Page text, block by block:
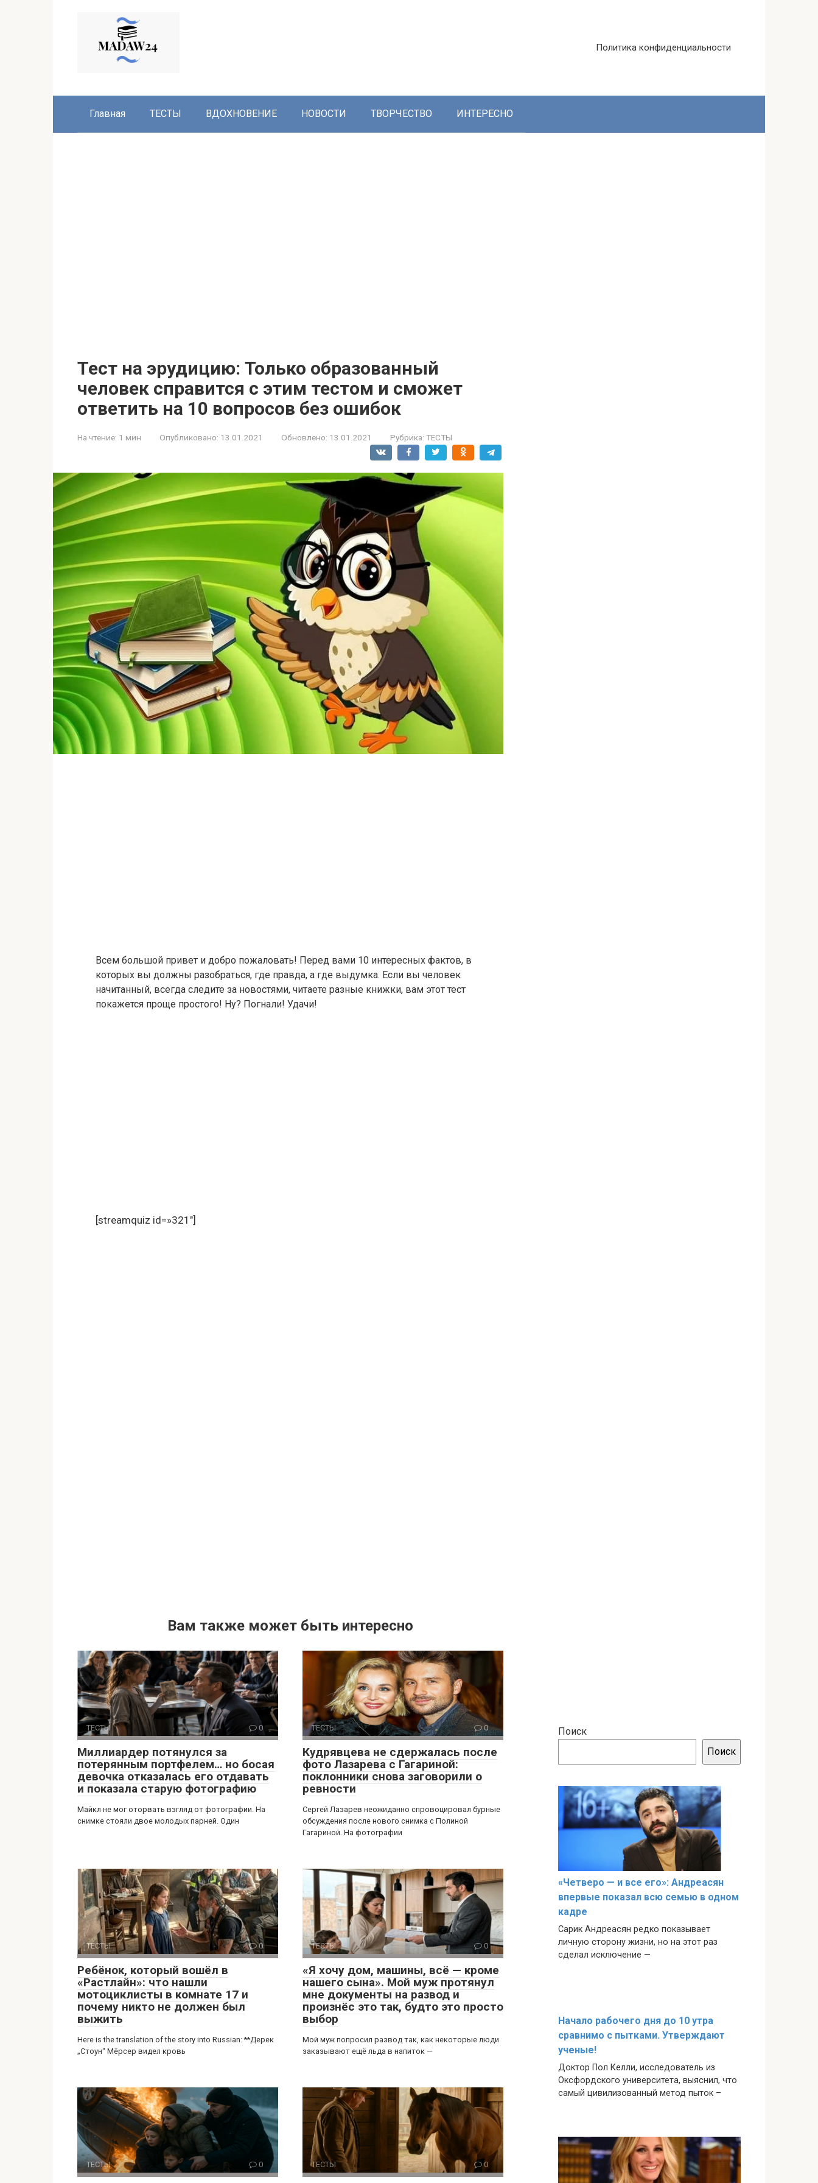
Политика конфиденциальности
Главная ТЕСТЫ ВДОХНОВЕНИЕ НОВОСТИ ТВОРЧЕСТВО ИНТЕРЕСНО
Тест на эрудицию: Только образованный
человек справится с этим тестом и сможет
ответить на 10 вопросов без ошибок
На чтение: 1 мин Опубликовано: 13.01.2021 Обновлено: 13.01.2021 Рубрика: ТЕСТЫ
Всем большой привет и добро пожаловать! Перед вами 10 интересных фактов, в
которых вы должны разобраться, где правда, а где выдумка. Если вы человек
начитанный, всегда следите за новостями, читаете разные книжки, вам этот тест
покажется проще простого! Ну? Погнали! Удачи!
[streamquiz id=»321″]
Вам также может быть интересно
ТЕСТЫ 0
Миллиардер потянулся за
потерянным портфелем… но босая
девочка отказалась его отдавать
и показала старую фотографию
Майкл не мог оторвать взгляд от фотографии. На
снимке стояли двое молодых парней. Один
ТЕСТЫ 0
Кудрявцева не сдержалась после
фото Лазарева с Гагариной:
поклонники снова заговорили о
ревности
Сергей Лазарев неожиданно спровоцировал бурные
обсуждения после нового снимка с Полиной
Гагариной. На фотографии
ТЕСТЫ 0
Ребёнок, который вошёл в
«Растлайн»: что нашли
мотоциклисты в комнате 17 и
почему никто не должен был
выжить
Here is the translation of the story into Russian: **Дерек
„Стоун“ Мёрсер видел кровь
ТЕСТЫ 0
«Я хочу дом, машины, всё — кроме
нашего сына». Мой муж протянул
мне документы на развод и
произнёс это так, будто это просто
выбор
Мой муж попросил развод так, как некоторые люди
заказывают ещё льда в напиток —
ТЕСТЫ 0 ТЕСТЫ 0
Поиск
Поиск
«Четверо — и все его»: Андреасян
впервые показал всю семью в одном
кадре
Сарик Андреасян редко показывает
личную сторону жизни, но на этот раз
сделал исключение —
Начало рабочего дня до 10 утра
сравнимо с пытками. Утверждают
ученые!
Доктор Пол Келли, исследователь из
Оксфордского университета, выяснил, что
самый цивилизованный метод пыток –